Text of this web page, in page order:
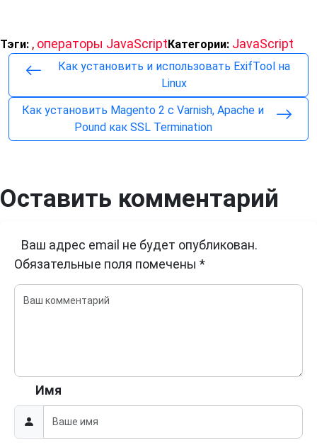
Тэги: , операторы JavaScript Категории: JavaScript
Как установить и использовать ExifTool на
Linux
Как установить Magento 2 с Varnish, Apache и
Pound как SSL Termination
Оставить комментарий
Ваш адрес email не будет опубликован.
Обязательные поля помечены *
Имя